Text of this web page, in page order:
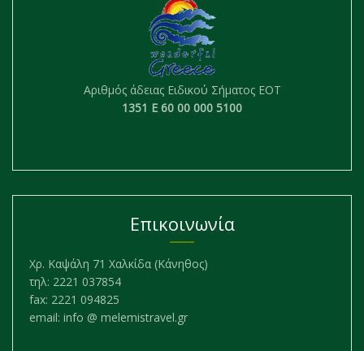
Αριθμός άδειας Ειδικού Σήματος ΕΟΤ
1351 Ε 60 00 000 5100
Επικοινωνία
Χρ. Καψάλη 71 Χαλκίδα (Κάνηθος)
τηλ: 2221 037854
fax: 2221 094825
email: info @ melemistravel.gr